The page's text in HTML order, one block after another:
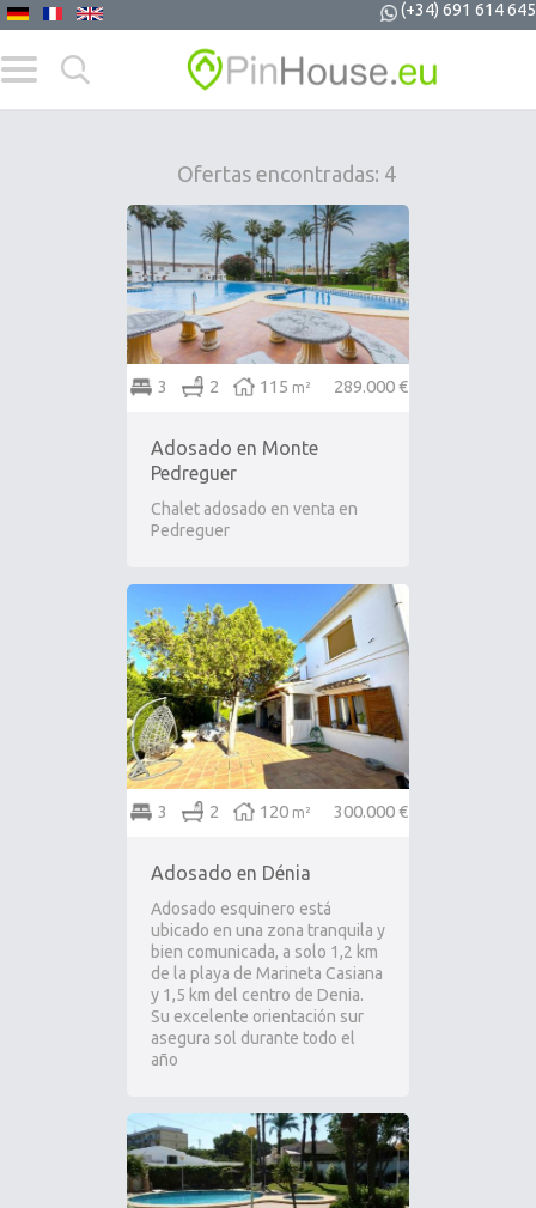
(+34) 691 614 645
Ofertas encontradas: 4
3 2 115 m² 289.000 €
Adosado en Monte
Pedreguer
Chalet adosado en venta en
Pedreguer
3 2 120 m² 300.000 €
Adosado en Dénia
Adosado esquinero está
ubicado en una zona tranquila y
bien comunicada, a solo 1,2 km
de la playa de Marineta Casiana
y 1,5 km del centro de Denia.
Su excelente orientación sur
asegura sol durante todo el
año